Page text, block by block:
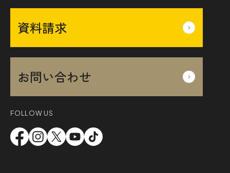
資料請求
お問い合わせ
FOLLOW US